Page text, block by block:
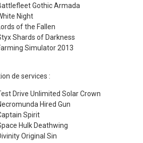
Gothic Armada
Night
Lords of the Fallen
Shards of Darkness
Simulator 2013
de services :
Drive Unlimited Solar Crown
Hired Gun
Spirit
Hulk Deathwing
Original Sin